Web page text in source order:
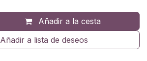
Añadir a la cesta
Añadir a lista de deseos